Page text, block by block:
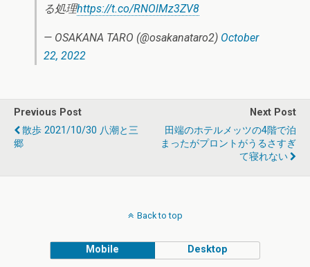
る処理https://t.co/RNOlMz3ZV8
— OSAKANA TARO (@osakanataro2) October
22, 2022
Previous Post
散歩 2021/10/30 八潮と三
郷
Next Post
田端のホテルメッツの4階で泊
まったがプロントがうるさすぎ
て寝れない
Back to top
Mobile Desktop